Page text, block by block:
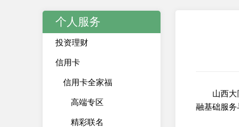
个人服务
投资理财
信用卡
信用卡全家福
高端专区
精彩联名
山西
融基础服务